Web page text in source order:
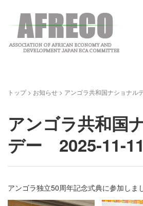
トップ> お知らせ > アンゴラ共和国ナショナ
アンゴラ共和国
デー 2025-11-11
アンゴラ独立50周年記念式典に参加しま